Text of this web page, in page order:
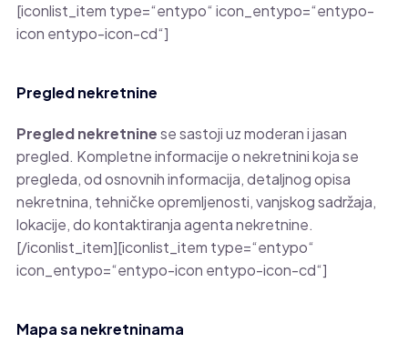
[iconlist_item type=“entypo“ icon_entypo=“entypo-
icon entypo-icon-cd“]
Pregled nekretnine
Pregled nekretninese sastoji uz moderan i jasan
pregled. Kompletne informacije o nekretnini koja se
pregleda, od osnovnih informacija, detaljnog opisa
nekretnina, tehničke opremljenosti, vanjskog sadržaja,
lokacije, do kontaktiranja agenta nekretnine.
[/iconlist_item][iconlist_item type=“entypo“
icon_entypo=“entypo-icon entypo-icon-cd“]
Mapa sa nekretninama